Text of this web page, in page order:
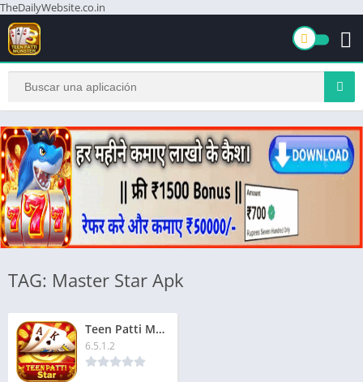
TheDailyWebsite.co.in
TAG: Master Star Apk
Teen Patti Master Star | तीन पत्ती मास्टर स्टार | ₹280 बोनस
6.5.1.2